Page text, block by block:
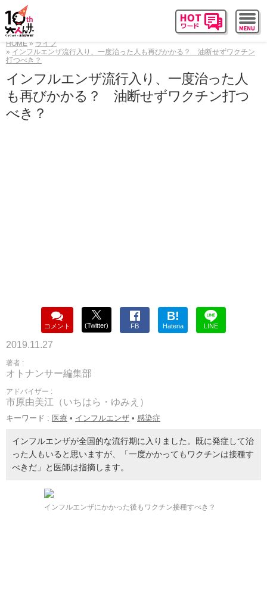
HOME
ライフ
インフルエンザ流行入り、一度治った人も再びかかる？ 油断せずワクチン
打つべき？
インフルエンザ流行入り、一度治った人
も再びかかる？ 油断せずワクチン打つ
べき？
コメント (Twitter) FB
B!
Hatena LINE
2019.11.27
著者 :
オトナンサー編集部
アドバイザー :
市原由美江（いちはら・ゆみえ）
キーワード : 医療 • インフルエンザ • 感染症
インフルエンザが全国的な流行期に入りました。既に発症して治
った人もいると思いますが、「一度かかってもワクチンは接種す
べきだ」と医師は指摘します。
インフルエンザにかかった後もワクチン接種すべき？